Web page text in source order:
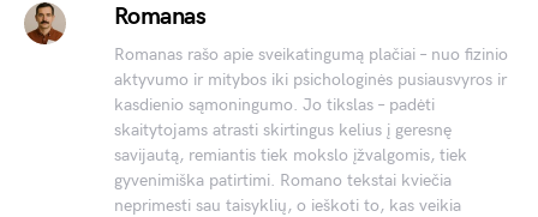
Romanas
Romanas rašo apie sveikatingumą plačiai – nuo fizinio
aktyvumo ir mitybos iki psichologinės pusiausvyros ir
kasdienio sąmoningumo. Jo tikslas – padėti
skaitytojams atrasti skirtingus kelius į geresnę
savijautą, remiantis tiek mokslo įžvalgomis, tiek
gyvenimiška patirtimi. Romano tekstai kviečia
neprimesti sau taisyklių, o ieškoti to, kas veikia